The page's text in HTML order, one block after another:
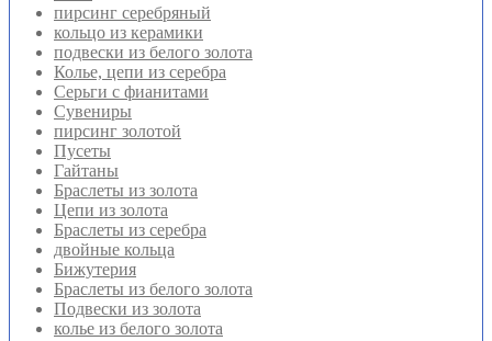
пирсинг серебряный
кольцо из керамики
подвески из белого золота
Колье, цепи из серебра
Серьги с фианитами
Сувениры
пирсинг золотой
Пусеты
Гайтаны
Браслеты из золота
Цепи из золота
Браслеты из серебра
двойные кольца
Бижутерия
Браслеты из белого золота
Подвески из золота
колье из белого золота